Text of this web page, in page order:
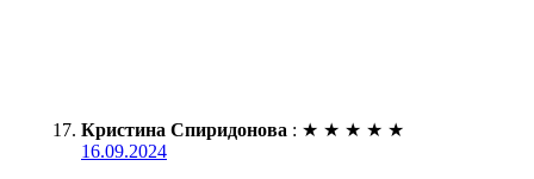
Кристина Спиридонова : ★ ★ ★ ★ ★
16.09.2024